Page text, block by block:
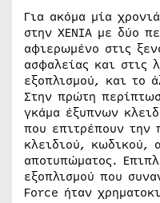
Για ακόμα μία
στην XENIA με δύο
αφιερωμένο στις
ασφαλείας και στις
εξοπλισμού, και το
Στην πρώτη
γκάμα έξυπνων
που επιτρέπουν την
κλειδιού, κωδικού,
αποτυπώματος.
εξοπλισμού που
Force ήταν